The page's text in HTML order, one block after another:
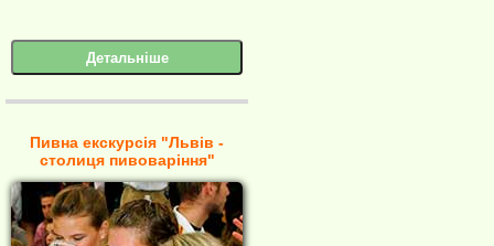
Детальніше
Пивна екскурсія "Львів -
столиця пивоваріння"